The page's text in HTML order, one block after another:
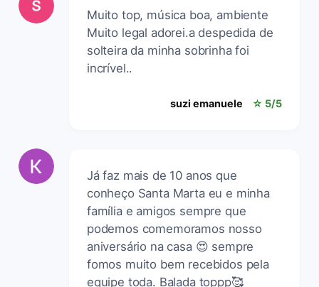
Muito top, música boa, ambiente
Muito legal adorei.a despedida de
solteira da minha sobrinha foi
incrível..
suzi emanuele ☆ 5/5
Já faz mais de 10 anos que
conheço Santa Marta eu e minha
família e amigos sempre que
podemos comemoramos nosso
aniversário na casa 😍 sempre
fomos muito bem recebidos pela
equipe toda. Balada toppp🥰